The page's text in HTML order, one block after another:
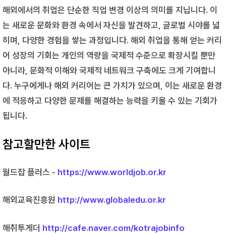
해외에서의 취업은 단순한 직업 변경 이상의 의미를 지닙니다. 이
는 새로운 문화와 환경 속에서 자신을 발견하고, 글로벌 시야를 넓
히며, 다양한 경험을 쌓는 과정입니다. 해외 취업을 통해 얻는 커리
어 성장의 기회는 개인의 역량을 국제적 수준으로 확장시킬 뿐만
아니라, 문화적 이해와 국제적 네트워크 구축에도 크게 기여합니
다. 누구에게나 해외 커리어는 큰 가치가 있으며, 이는 새로운 환경
에 적응하고 다양한 문제를 해결하는 능력을 키울 수 있는 기회가
됩니다.
참고할만한 사이트
월드잡 플러스 - https://www.worldjob.or.kr
해외교육진흥원 http://www.globaledu.or.kr
해취투게더 http://cafe.naver.com/kotrajobinfo